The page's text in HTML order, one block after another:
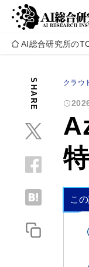
AI総合研究所の
SHARE クラウ
こ